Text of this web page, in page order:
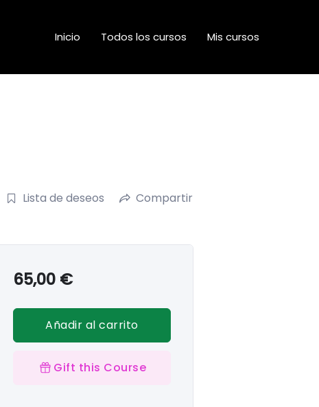
Inicio Todos los cursos Mis cursos
Lista de deseos Compartir
65,00 €
Añadir al carrito
Gift this Course